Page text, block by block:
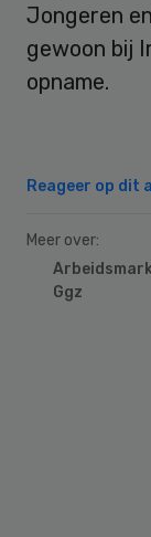
Jongeren
gewoon bij
opname.
Reageer op dit
Meer over:
Ggz